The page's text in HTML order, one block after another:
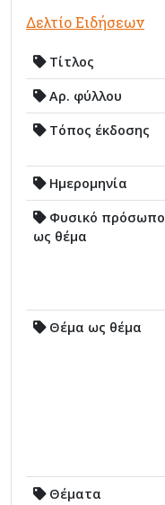
Δελτίο Ειδήσεων
Τίτλος
Αρ. φύλλου
Τόπος έκδοσης
Ημερομηνία
Φυσικό πρόσωπο
ως θέμα
Θέμα ως θέμα
Θέματα